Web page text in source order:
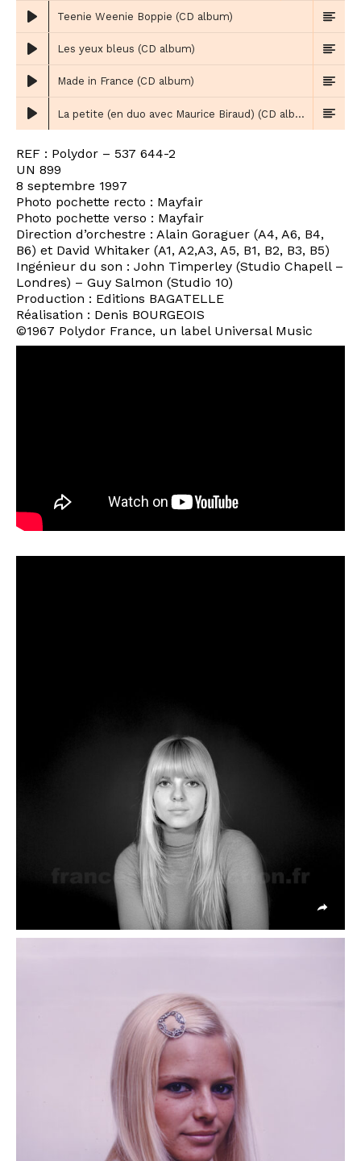
Teenie Weenie Boppie (CD album)
Les yeux bleus (CD album)
Made in France (CD album)
La petite (en duo avec Maurice Biraud) (CD album)
REF : Polydor – 537 644-2
UN 899
8 septembre 1997
Photo pochette recto : Mayfair
Photo pochette verso : Mayfair
Direction d’orchestre : Alain Goraguer (A4, A6, B4,
B6) et David Whitaker (A1, A2,A3, A5, B1, B2, B3, B5)
Ingénieur du son : John Timperley (Studio Chapell –
Londres) – Guy Salmon (Studio 10)
Production : Editions BAGATELLE
Réalisation : Denis BOURGEOIS
©1967 Polydor France, un label Universal Music